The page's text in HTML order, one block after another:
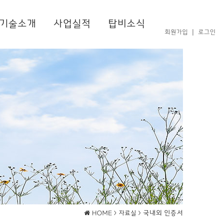
술소개 사업실적 탑비소식
회원가입 로그인
HOME > 자료실 > 국내외 인증서